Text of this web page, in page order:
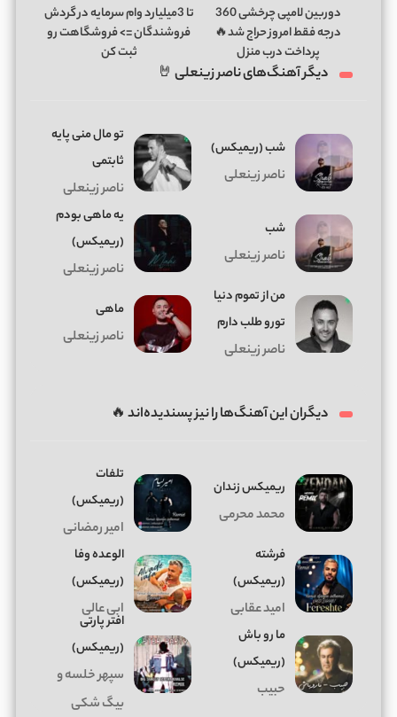
دوربین لامپی چرخشی 360
درجه فقط امروز حراج شد🔥
پرداخت درب منزل
تا 3میلیارد وام سرمایه در گردش
فروشندگان => فروشگاهت رو
ثبت کن
دیگر آهنگ‌های ناصر زینعلی 🤘
شب (ریمیکس)
ناصر زینعلی
تو مال منی پایه
ثابتمی
ناصر زینعلی
شب
ناصر زینعلی
یه ماهی بودم
(ریمیکس)
ناصر زینعلی
من از تموم دنیا
تورو طلب دارم
ناصر زینعلی
ماهی
ناصر زینعلی
دیگران این آهنگ‌ها را نیز پسندیده‌اند 🔥
ریمیکس زندان
محمد محرمی
تلفات
(ریمیکس)
امیر رمضانی
فرشته
(ریمیکس)
امید عقابی
الوعده وفا
(ریمیکس)
ابی عالی
ما رو باش
(ریمیکس)
حبیب
افتر پارتی
(ریمیکس)
سپهر خلسه و
بیگ شکی